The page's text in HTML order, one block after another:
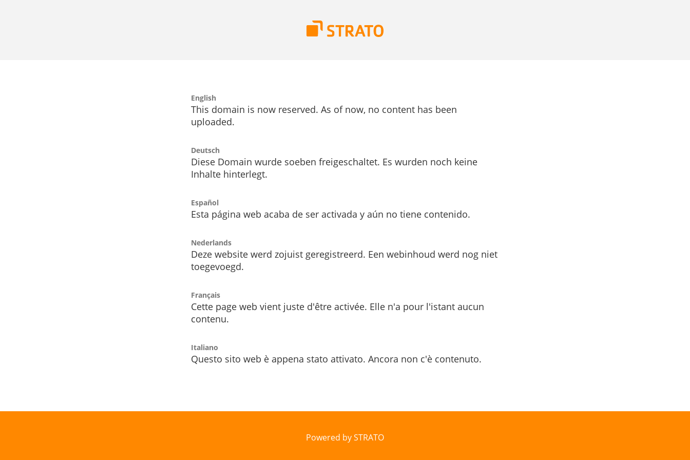
English
This domain is now reserved. As of now, no content has been
uploaded.
Deutsch
Diese Domain wurde soeben freigeschaltet. Es wurden noch keine
Inhalte hinterlegt.
Español
Esta página web acaba de ser activada y aún no tiene contenido.
Nederlands
Deze website werd zojuist geregistreerd. Een webinhoud werd nog niet
toegevoegd.
Français
Cette page web vient juste d'être activée. Elle n'a pour l'istant aucun
contenu.
Italiano
Questo sito web è appena stato attivato. Ancora non c'è contenuto.
Powered by STRATO